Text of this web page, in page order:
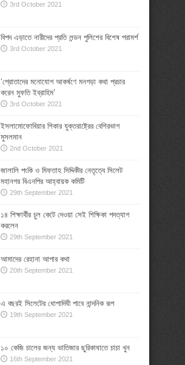
3rd October 2021
বিপদ এড়াতে নারীদের প্রতি লন্ডন পুলিশের বিশেষ পরামর্শ
3rd October 2021
‘শ্রোতাদের মনোযোগ আকর্ষণে মনগড়া কথা প্রচার
করেন মুফতি ইব্রাহিম’
3rd October 2021
ইসলামোফোবিয়ার শিকার যুক্তরাষ্ট্রের বেশিরভাগ
মুসলমান
2nd October 2021
জালালি পংকি ও মিফতাহ সিদ্দিকীর নেতৃত্বে সিলেট
মহানগর বিএনপির আহ্বায়ক কমিটি
29th September 2021
১৪ শিক্ষার্থীর চুল কেটে দেওয়া সেই শিক্ষিকা পদত্যাগ
করলেন
29th September 2021
আমাদের রেহানা আপার কথা
20th September 2021
এ বছরই সিলেটের ধোপাদিঘী পাবে নান্দনিক রূপ
19th September 2021
১০ কেজি চালের জন্য ভাতিজার ছুরিকাঘাতে চাচা খুন
16th September 2021